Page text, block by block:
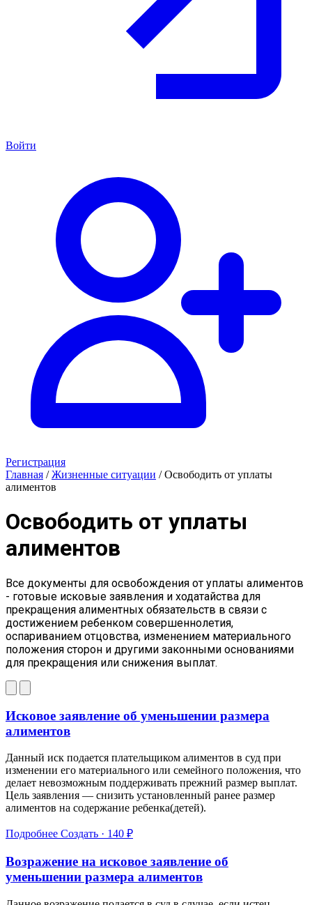
Войти
Регистрация
Главная / Жизненные ситуации / Освободить от уплаты
алиментов
Освободить от уплаты
алиментов
Все документы для освобождения от уплаты алиментов
- готовые исковые заявления и ходатайства для
прекращения алиментных обязательств в связи с
достижением ребенком совершеннолетия,
оспариванием отцовства, изменением материального
положения сторон и другими законными основаниями
для прекращения или снижения выплат.
Исковое заявление об уменьшении размера
алиментов
Данный иск подается плательщиком алиментов в суд при
изменении его материального или семейного положения, что
делает невозможным поддерживать прежний размер выплат.
Цель заявления — снизить установленный ранее размер
алиментов на содержание ребенка(детей).
Подробнее Создать · 140 ₽
Возражение на исковое заявление об
уменьшении размера алиментов